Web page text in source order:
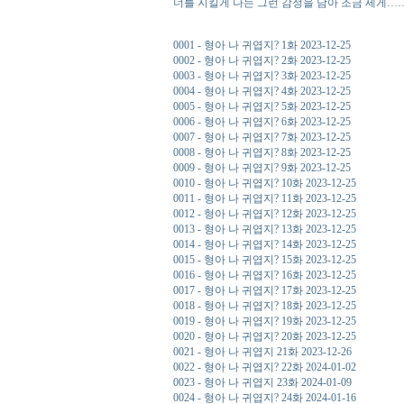
너를 지킬게 나는 그런 감정을 담아 조금 세
0001 - 형아 나 귀엽지? 1화 2023-12-25
0002 - 형아 나 귀엽지? 2화 2023-12-25
0003 - 형아 나 귀엽지? 3화 2023-12-25
0004 - 형아 나 귀엽지? 4화 2023-12-25
0005 - 형아 나 귀엽지? 5화 2023-12-25
0006 - 형아 나 귀엽지? 6화 2023-12-25
0007 - 형아 나 귀엽지? 7화 2023-12-25
0008 - 형아 나 귀엽지? 8화 2023-12-25
0009 - 형아 나 귀엽지? 9화 2023-12-25
0010 - 형아 나 귀엽지? 10화 2023-12-25
0011 - 형아 나 귀엽지? 11화 2023-12-25
0012 - 형아 나 귀엽지? 12화 2023-12-25
0013 - 형아 나 귀엽지? 13화 2023-12-25
0014 - 형아 나 귀엽지? 14화 2023-12-25
0015 - 형아 나 귀엽지? 15화 2023-12-25
0016 - 형아 나 귀엽지? 16화 2023-12-25
0017 - 형아 나 귀엽지? 17화 2023-12-25
0018 - 형아 나 귀엽지? 18화 2023-12-25
0019 - 형아 나 귀엽지? 19화 2023-12-25
0020 - 형아 나 귀엽지? 20화 2023-12-25
0021 - 형아 나 귀엽지 21화 2023-12-26
0022 - 형아 나 귀엽지? 22화 2024-01-02
0023 - 형아 나 귀엽지 23화 2024-01-09
0024 - 형아 나 귀엽지? 24화 2024-01-16